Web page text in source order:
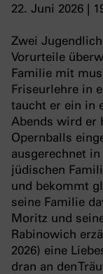
22. Juni 2026 |
Zwei
Vorurteile
Familie mit
Friseurlehre in
taucht er ein in
Abends wird er
Opernballs
ausgerechnet
jüdischen
und bekommt
seine Familie
Moritz und
Rabinowich
2026) eine
dran an den